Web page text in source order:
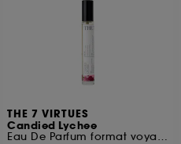
THE 7 VIRTUES
Candied Lychee
Eau De Parfum format voyage